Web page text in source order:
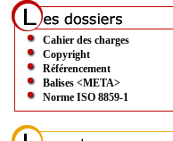
Cahier des charges
Copyright
Référencement
Balises <META>
Norme ISO 8859-1